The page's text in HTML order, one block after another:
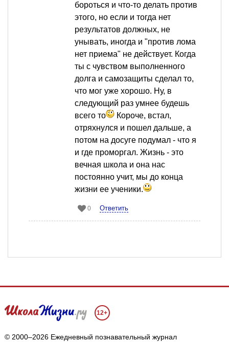
бороться и что-то делать против
этого, но если и тогда нет
результатов должных, не
унывать, иногда и "против лома
нет приема" не действует. Когда
ты с чувством выполненного
долга и самозащиты сделал то,
что мог уже хорошо. Ну, в
следующий раз умнее будешь
всего то
Короче, встал,
отряхнулся и пошел дальше, а
потом на досуге подумал - что я
и где проморгал. Жизнь - это
вечная школа и она нас
постоянно учит, мы до конца
жизни ее ученики.
0 Ответить
12+
© 2000–2026 Ежедневный познавательный журнал